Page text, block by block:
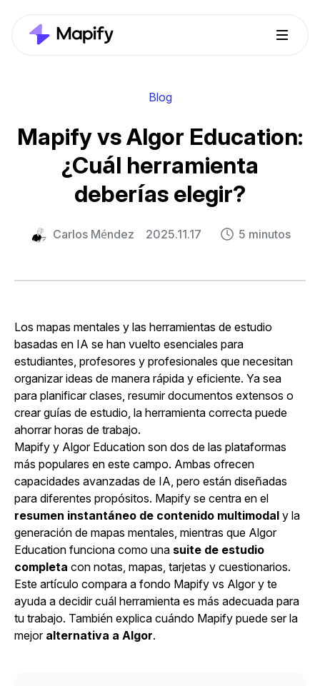
Blog
Mapify vs Algor Education:
¿Cuál herramienta
deberías elegir?
Carlos Méndez 2025.11.17 5 minutos
Los mapas mentales y las herramientas de estudio
basadas en IA se han vuelto esenciales para
estudiantes, profesores y profesionales que necesitan
organizar ideas de manera rápida y eficiente. Ya sea
para planificar clases, resumir documentos extensos o
crear guías de estudio, la herramienta correcta puede
ahorrar horas de trabajo.
Mapify y Algor Education son dos de las plataformas
más populares en este campo. Ambas ofrecen
capacidades avanzadas de IA, pero están diseñadas
para diferentes propósitos. Mapify se centra en el
resumen instantáneo de contenido multimodal y la
generación de mapas mentales, mientras que Algor
Education funciona como una suite de estudio
completa con notas, mapas, tarjetas y cuestionarios.
Este artículo compara a fondo Mapify vs Algor y te
ayuda a decidir cuál herramienta es más adecuada para
tu trabajo. También explica cuándo Mapify puede ser la
mejor alternativa a Algor.